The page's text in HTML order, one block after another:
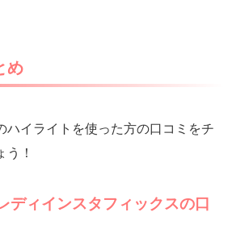
め
ハイライトを使った方の口コミをチ
う！
ディインスタフィックスの口